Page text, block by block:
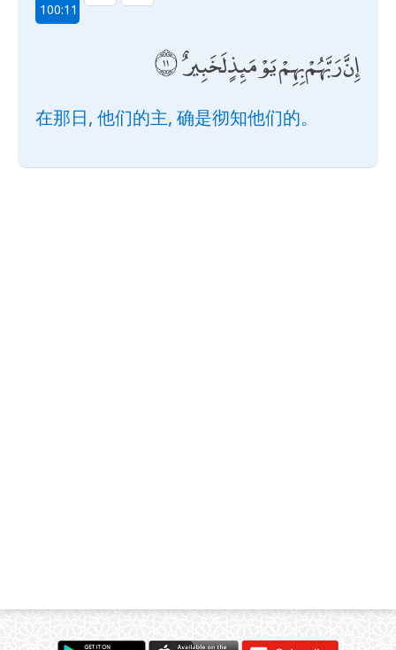
100:11
إِنَّ رَبَّهُمْ بِهِمْ يَوْمَئِذٍ لَخَبِيرٌ
在那日, 他们的主, 确是彻知他们的。